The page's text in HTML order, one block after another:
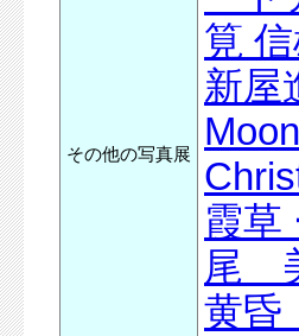
その他の写真展
筧
新屋
霞
尾
黄